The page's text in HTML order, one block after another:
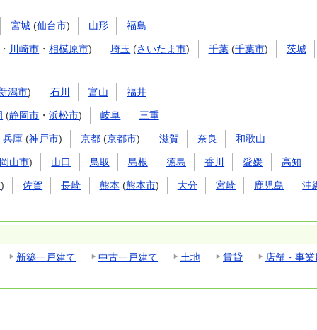
宮城(仙台市) 山形 福島
・ 川崎市 ・相模原市) 埼玉 (さいたま市) 千葉(千葉市) 茨城
潟市) 石川 富山 福井
(静岡市 ・浜松市) 岐阜 三重
兵庫 (神戸市) 京都 (京都市) 滋賀 奈良 和歌山
岡山市) 山口 鳥取 島根 徳島 香川 愛媛 高知
) 佐賀 長崎 熊本 (熊本市) 大分 宮崎 鹿児島 沖
新築一戸建て 中古一戸建て 土地 賃貸 店舗・事業